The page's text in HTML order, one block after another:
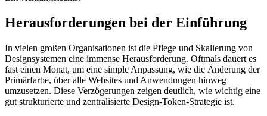
Herausforderungen bei der Einführung
In vielen großen Organisationen ist die Pflege und Skalierung von
Designsystemen eine immense Herausforderung. Oftmals dauert es
fast einen Monat, um eine simple Anpassung, wie die Änderung der
Primärfarbe, über alle Websites und Anwendungen hinweg
umzusetzen. Diese Verzögerungen zeigen deutlich, wie wichtig eine
gut strukturierte und zentralisierte Design-Token-Strategie ist.